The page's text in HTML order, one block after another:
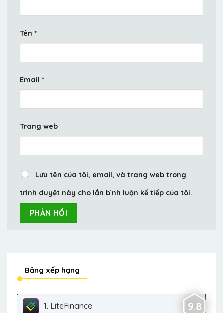
Tên *
Email *
Trang web
Lưu tên của tôi, email, và trang web trong
trình duyệt này cho lần bình luận kế tiếp của tôi.
Bảng xếp hạng
1. LiteFinance 9.8